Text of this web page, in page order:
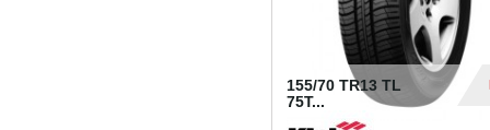
155/70 TR13 TL
75T...